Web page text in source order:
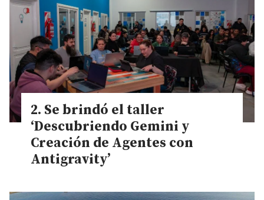
Se brindó el taller
‘Descubriendo Gemini y
Creación de Agentes con
Antigravity’